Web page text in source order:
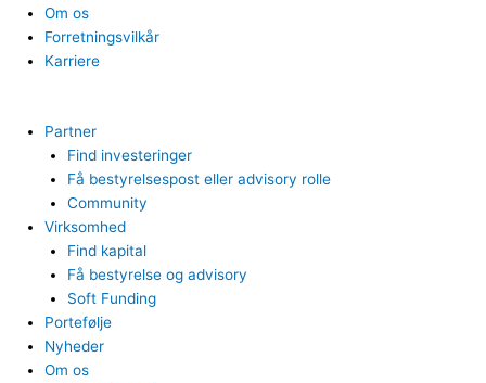
Om os
Forretningsvilkår
Karriere
Partner
Find investeringer
Få bestyrelsespost eller advisory rolle
Community
Virksomhed
Find kapital
Få bestyrelse og advisory
Soft Funding
Portefølje
Nyheder
Om os